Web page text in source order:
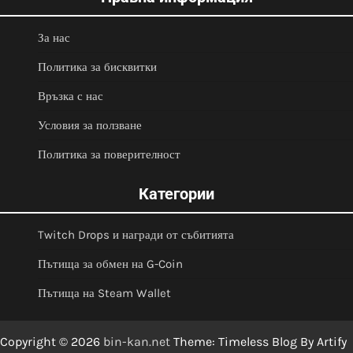
За нас
Политика за бисквитки
Връзка с нас
Условия за ползване
Политика за поверителност
Категории
Twitch Drops и награди от събитията
Пътища за обмен на G-Coin
Пътища на Steam Wallet
Copyright © 2026 bin-kan.net Theme: Timeless Blog By Artify